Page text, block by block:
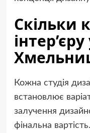
Скільки
Кожна студія
встановлює
залучення
фінальна